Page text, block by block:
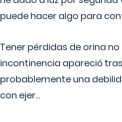
puede hacer algo para
Tener pérdidas de orina
incontinencia apareció
probablemente una
con ejer...